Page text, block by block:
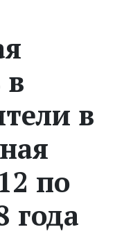
в
в
по
года